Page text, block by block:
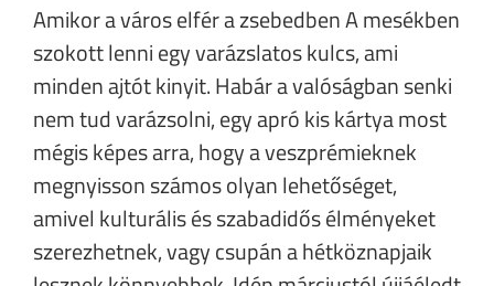
Amikor a város elfér a zsebedben A mesékben
szokott lenni egy varázslatos kulcs, ami
minden ajtót kinyit. Habár a valóságban senki
nem tud varázsolni, egy apró kis kártya most
mégis képes arra, hogy a veszprémieknek
megnyisson számos olyan lehetőséget,
amivel kulturális és szabadidős élményeket
szerezhetnek, vagy csupán a hétköznapjaik